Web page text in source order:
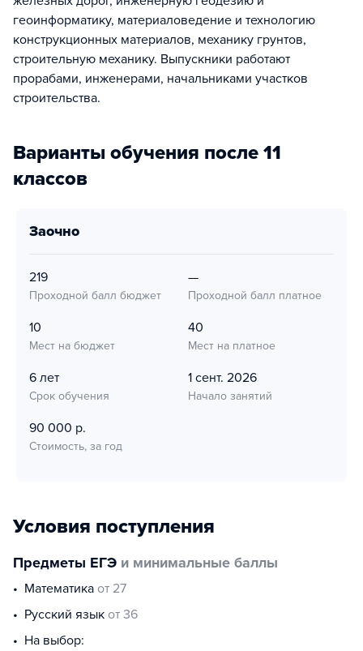
геоинформатику, материаловедение и технологию
конструкционных материалов, механику грунтов,
строительную механику. Выпускники работают
прорабами, инженерами, начальниками участков
строительства.
Варианты обучения после 11
классов
заочно
219
Проходной балл бюджет
—
Проходной балл платное
10
Мест на бюджет
40
Мест на платное
6 лет
Срок обучения
1 сент. 2026
Начало занятий
90 000 р.
Стоимость, за год
Условия поступления
Предметы ЕГЭ и минимальные баллы
математика от 27
русский язык от 36
На выбор: